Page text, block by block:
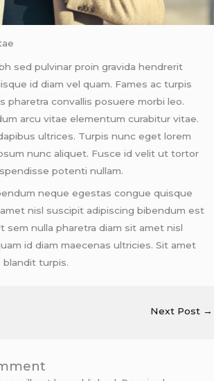
sed pulvinar proin gravida hendrerit
id diam vel quam. Fames ac turpis
pharetra convallis posuere morbi leo.
arcu vitae elementum curabitur vitae.
ultrices. Turpis nunc eget lorem
nunc aliquet. Fusce id velit ut tortor
potenti nullam.
neque egestas congue quisque
nisl suscipit adipiscing bibendum est
sem nulla pharetra diam sit amet nisl
id diam maecenas ultricies. Sit amet
blandit turpis.
Next Post →